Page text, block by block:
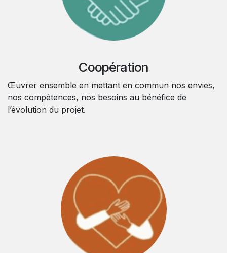
Coopération
Œuvrer ensemble en mettant en commun nos envies,
nos compétences, nos besoins au bénéfice de
l’évolution du projet.